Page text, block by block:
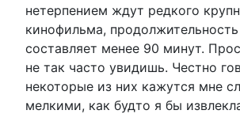
нетерпением ждут редкого
кинофильма,
составляет менее 90 минут.
не так часто увидишь. Честно
некоторые из них кажутся мне
мелкими, как будто я бы